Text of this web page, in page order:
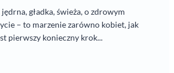
gładka, świeża, o zdrowym
– to marzenie zarówno kobiet, jak
pierwszy konieczny krok...